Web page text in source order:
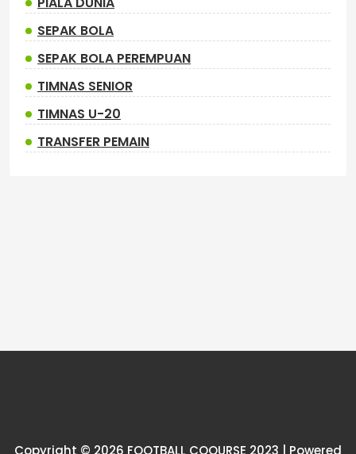
SEPAK BOLA
SEPAK BOLA PEREMPUAN
TIMNAS SENIOR
TIMNAS U-20
TRANSFER PEMAIN
Copyright © 2026 FOOTBALL COOURSE 2023 | Powered